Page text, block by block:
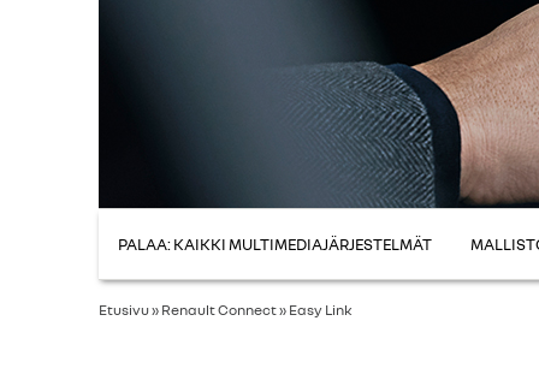
PALAA: KAIKKI MULTIMEDIAJÄRJESTELMÄT
Etusivu» Renault Connect» Easy Link